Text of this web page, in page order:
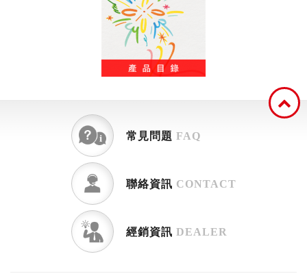
常見問題 FAQ
聯絡資訊 CONTACT
經銷資訊 DEALER